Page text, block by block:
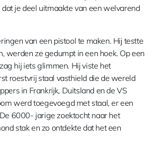
je deel uitmaakte van een welvarend
van een pistool te maken. Hij testte
werden ze gedumpt in een hoek. Op een
hij iets glimmen. Hij viste het
roestvrij staal vasthield die de wereld
in Frankrijk, Duitsland en de VS
werd toegevoegd met staal, er een
6000- jarige zoektocht naar het
stak en zo ontdekte dat het een